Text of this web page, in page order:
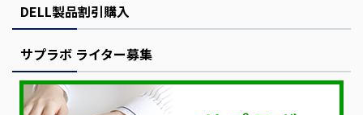
DELL製品割引購入
サプラボ ライター募集